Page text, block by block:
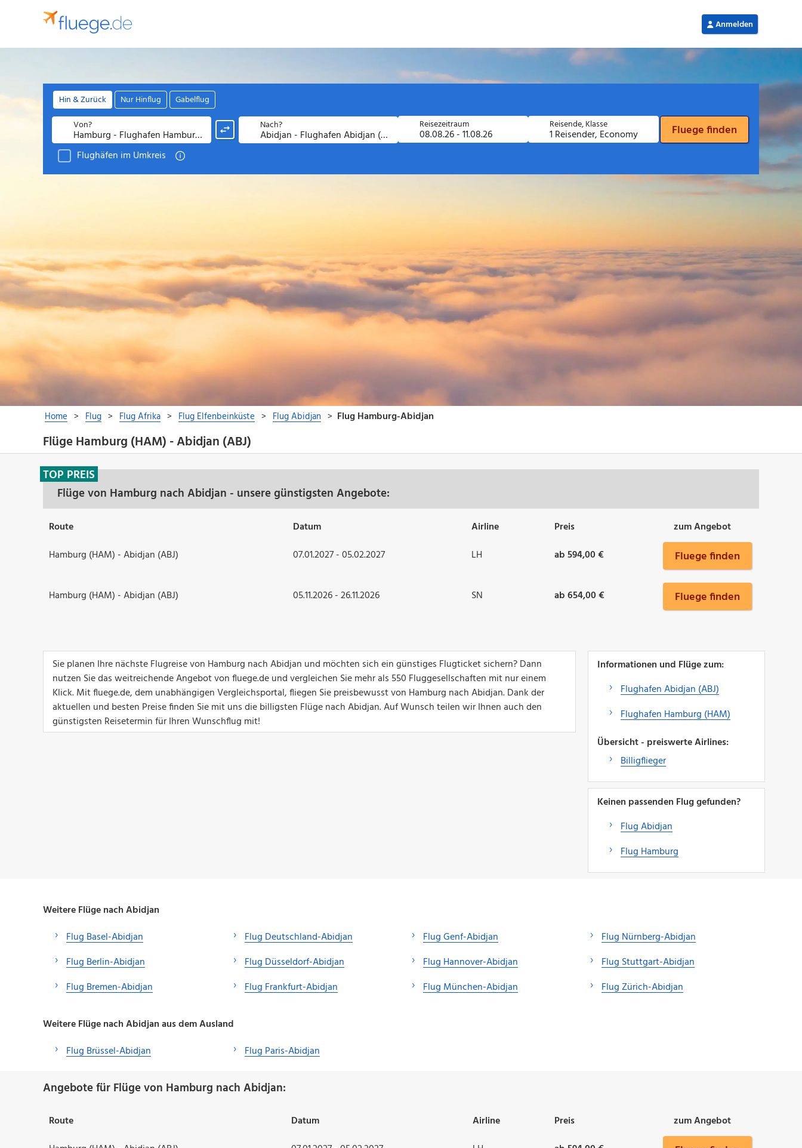
Flüge Hamburg (HAM) - Abidjan (ABJ)
Flüge von Hamburg nach Abidjan - unsere günstigsten Angebote:
TOP PREIS
Route Datum Airline Preis
zum Angebot
Hamburg (HAM) - Abidjan (ABJ)
07.01.2027 - 05.02.2027 LH ab 594,00 € Fluege finden
Hamburg (HAM) - Abidjan (ABJ) 05.11.2026 - 26.11.2026 SN ab 654,00 € Fluege finden
Sie planen Ihre nächste Flugreise von Hamburg nach Abidjan und möchten sich ein günstiges Flugticket sichern? Dann
nutzen Sie das weitreichende Angebot von fluege.de und vergleichen Sie mehr als 550 Fluggesellschaften mit nur einem
Klick. Mit fluege.de, dem unabhängigen Vergleichsportal, fliegen Sie preisbewusst von Hamburg nach Abidjan. Dank der
aktuellen und besten Preise finden Sie mit uns die billigsten Flüge nach Abidjan. Auf Wunsch teilen wir Ihnen auch den
günstigsten Reisetermin für Ihren Wunschflug mit!
Informationen und Flüge zum:
Flughafen Abidjan (ABJ)
Flughafen Hamburg (HAM)
Übersicht - preiswerte Airlines:
Billigflieger
Keinen passenden Flug gefunden?
Flug Abidjan
Flug Hamburg
Weitere Flüge nach Abidjan
Flug Basel-Abidjan
Flug Berlin-Abidjan
Flug Bremen-Abidjan
Flug Deutschland-Abidjan
Flug Düsseldorf-Abidjan
Flug Frankfurt-Abidjan
Flug Genf-Abidjan
Flug Hannover-Abidjan
Flug München-Abidjan
Flug Nürnberg-Abidjan
Flug Stuttgart-Abidjan
Flug Zürich-Abidjan
Weitere Flüge nach Abidjan aus dem Ausland
Flug Brüssel-Abidjan
Flug Paris-Abidjan
Angebote für Flüge von Hamburg nach Abidjan:
Route Datum Airline Preis
zum Angebot